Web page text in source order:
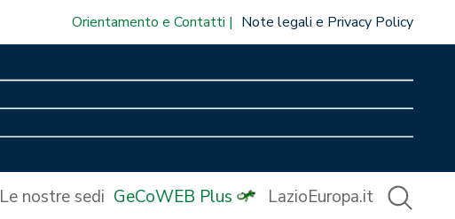
Orientamento e Contatti Note legali e Privacy Policy
Le nostre sedi GeCoWEB Plus LazioEuropa.it